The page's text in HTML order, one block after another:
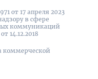
от 17 апреля 2023
в сфере
коммуникаций
14.12.2018
коммерческой